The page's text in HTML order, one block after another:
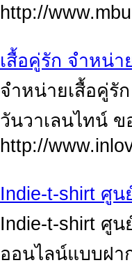
http://
เสื้อคู่รัก จำหน่า
จำหน่ายเสื้อคู่รั
วันวาเลนไทน์
http://
Indie-t-shirt ศู
Indie-t-shirt ศูน
ออนไลน์แบบฝา